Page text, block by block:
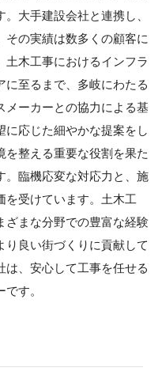
大手建設会社と連携し、
その実績は数多くの顧客に
土木工事におけるインフラ
に至るまで、多岐にわたる
メーカーとの協力による基
に応じた細やかな提案をし
を整える重要な役割を果た
。臨機応変な対応力と、施
を受けています。土木工
ざまな分野での豊富な経験
り良い街づくりに貢献して
は、安心して工事を任せる
す。